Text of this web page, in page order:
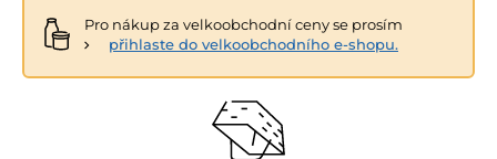
Pro nákup za velkoobchodní ceny se prosím
přihlaste do velkoobchodního e-shopu.